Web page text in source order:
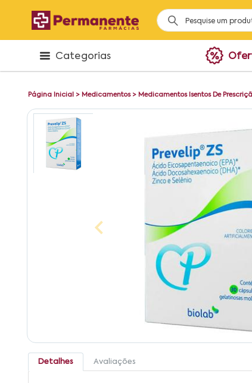
Categorias
Página Inicial > Medicamentos> Medicamentos Isentos De
Detalhes Avaliações